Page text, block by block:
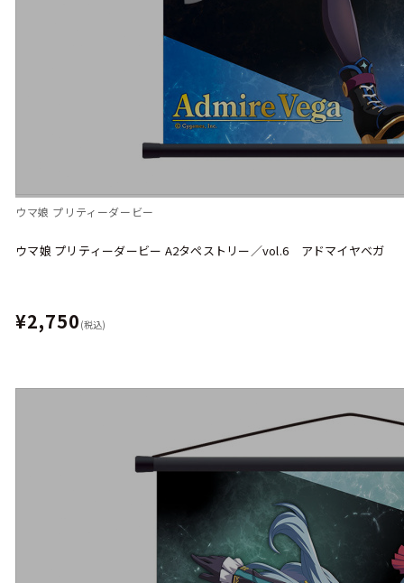
ウマ娘 プリティーダービー
ウマ娘 プリティーダービー A2タペストリー／vol.6 アドマイヤベガ
¥2,750 (税込)